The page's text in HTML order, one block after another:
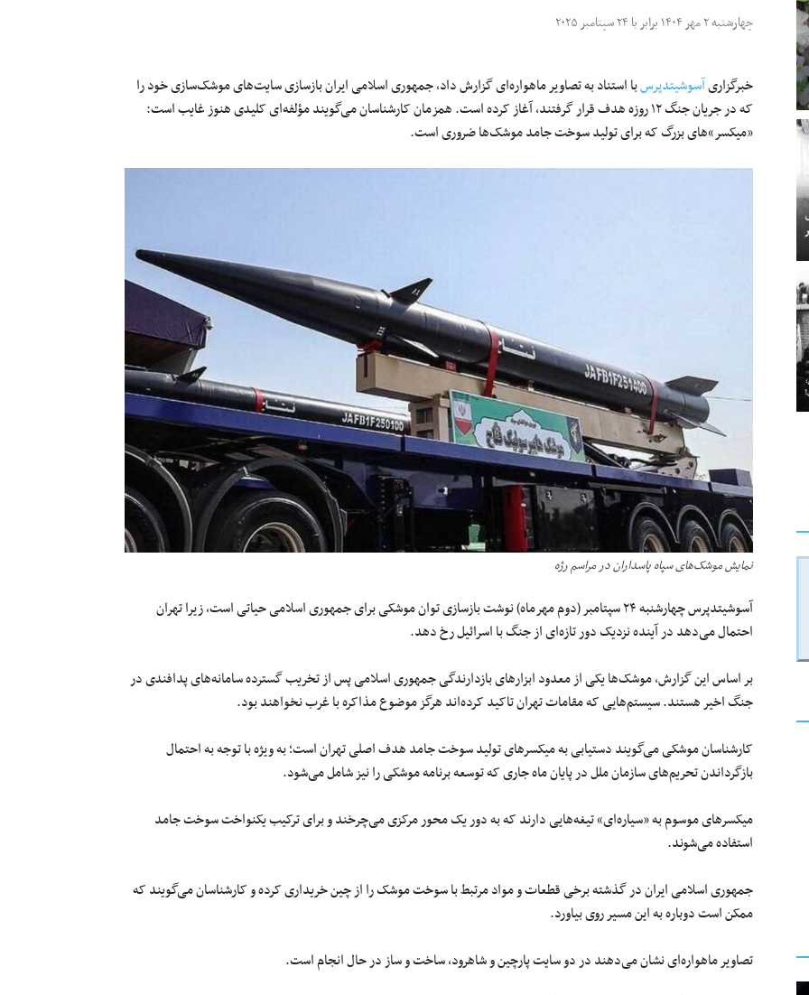
چهارشنبه ۲ مهر ۱۴۰۴ برابر با ۲۴ سپتامبر ۲۰۲۵
خبرگزاریآسوشیتدپرسبا استناد به تصاویر ماهواره‌ای گزارش داد، جمهوری اسلامی ایران بازسازی سایت‌های موشک‌سازی خود را
که در جریان جنگ ۱۲ روزه هدف قرار گرفتند، آغاز کرده است. همزمان کارشناسان می‌گویند مؤلفه‌ای کلیدی هنوز غایب است:
«میکسر»های بزرگ که برای تولید سوخت جامد موشک‌ها ضروری است.
نمایش موشک‌های سپاه پاسداران در مراسم رژه
آسوشیتدپرس چهارشنبه ۲۴ سپتامبر (دوم مهرماه) نوشت بازسازی توان موشکی برای جمهوری اسلامی حیاتی است، زیرا تهران
احتمال می‌دهد در آینده نزدیک دور تازه‌ای از جنگ با اسرائیل رخ دهد.
بر اساس این گزارش، موشک‌ها یکی از معدود ابزارهای بازدارندگی جمهوری اسلامی پس از تخریب گسترده سامانه‌های پدافندی در
جنگ اخیر هستند. سیستم‌هایی که مقامات تهران تاکید کرده‌اند هرگز موضوع مذاکره با غرب نخواهند بود.
کارشناسان موشکی می‌گویند دستیابی به میکسرهای تولید سوخت جامد هدف اصلی تهران است؛ به‌ ویژه با توجه به احتمال
بازگرداندن تحریم‌های سازمان ملل در پایان ماه جاری که توسعه برنامه موشکی را نیز شامل می‌شود.
میکسرهای موسوم به «سیاره‌ای» تیغه‌هایی دارند که به دور یک محور مرکزی می‌چرخند و برای ترکیب یکنواخت سوخت جامد
استفاده می‌شوند.
جمهوری اسلامی ایران در گذشته برخی قطعات و مواد مرتبط با سوخت موشک را از چین خریداری کرده و کارشناسان می‌گویند که
ممکن است دوباره به این مسیر روی بیاورد.
تصاویر ماهواره‌ای نشان می‌دهند در دو سایت پارچین و شاهرود، ساخت‌ و ساز در حال انجام است.